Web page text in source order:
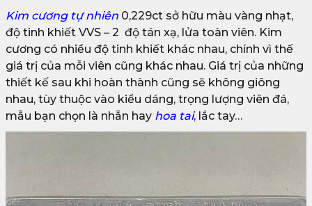
Kim cương tự nhiên 0,229ct sở hữu màu vàng nhạt,
độ tinh khiết VVS – 2 độ tán xạ, lửa toàn viên. Kim
cương có nhiều độ tinh khiết khác nhau, chính vì thế
giá trị của mỗi viên cũng khác nhau. Giá trị của những
thiết kế sau khi hoàn thành cũng sẽ không giông
nhau, tùy thuộc vào kiểu dáng, trọng lượng viên đá,
mẫu bạn chọn là nhẫn hay hoa tai, lắc tay…